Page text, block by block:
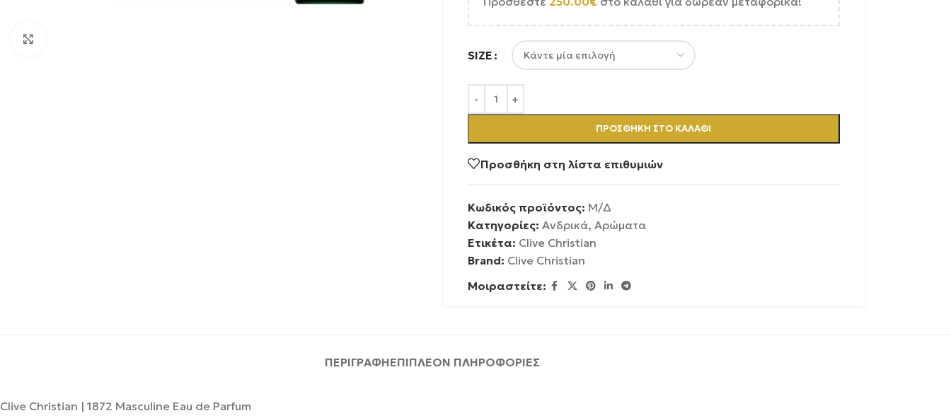
SIZE
ΠΡΟΣΘΉΚΗ ΣΤΟ ΚΑΛΆΘΙ
Προσθήκη στη λίστα επιθυμιών
Κωδικός προϊόντος: Μ/Δ
Κατηγορίες: Ανδρικά, Αρώματα
Ετικέτα: Clive Christian
Brand: Clive Christian
Μοιραστείτε:
ΠΕΡΙΓΡΑΦΉΕΠΙΠΛΈΟΝ ΠΛΗΡΟΦΟΡΊΕΣ
Clive Christian | 1872 Masculine Eau de Parfum